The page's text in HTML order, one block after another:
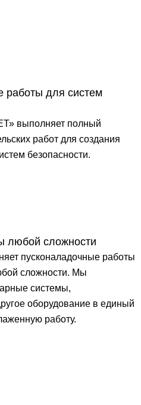
работы для систем
выполняет полный
работ для создания
безопасности.
любой сложности
пусконаладочные работы
сложности. Мы
системы,
оборудование в единый
работу.